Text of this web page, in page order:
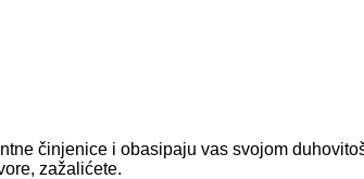
činjenice i obasipaju vas svojom
zažalićete.